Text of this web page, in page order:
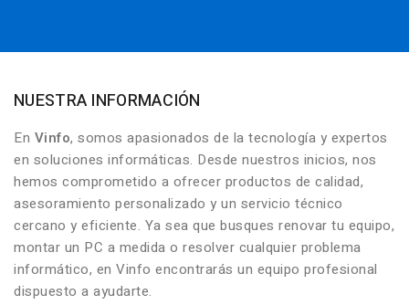
NUESTRA INFORMACIÓN
En Vinfo, somos apasionados de la tecnología y expertos
en soluciones informáticas. Desde nuestros inicios, nos
hemos comprometido a ofrecer productos de calidad,
asesoramiento personalizado y un servicio técnico
cercano y eficiente. Ya sea que busques renovar tu equipo,
montar un PC a medida o resolver cualquier problema
informático, en Vinfo encontrarás un equipo profesional
dispuesto a ayudarte.